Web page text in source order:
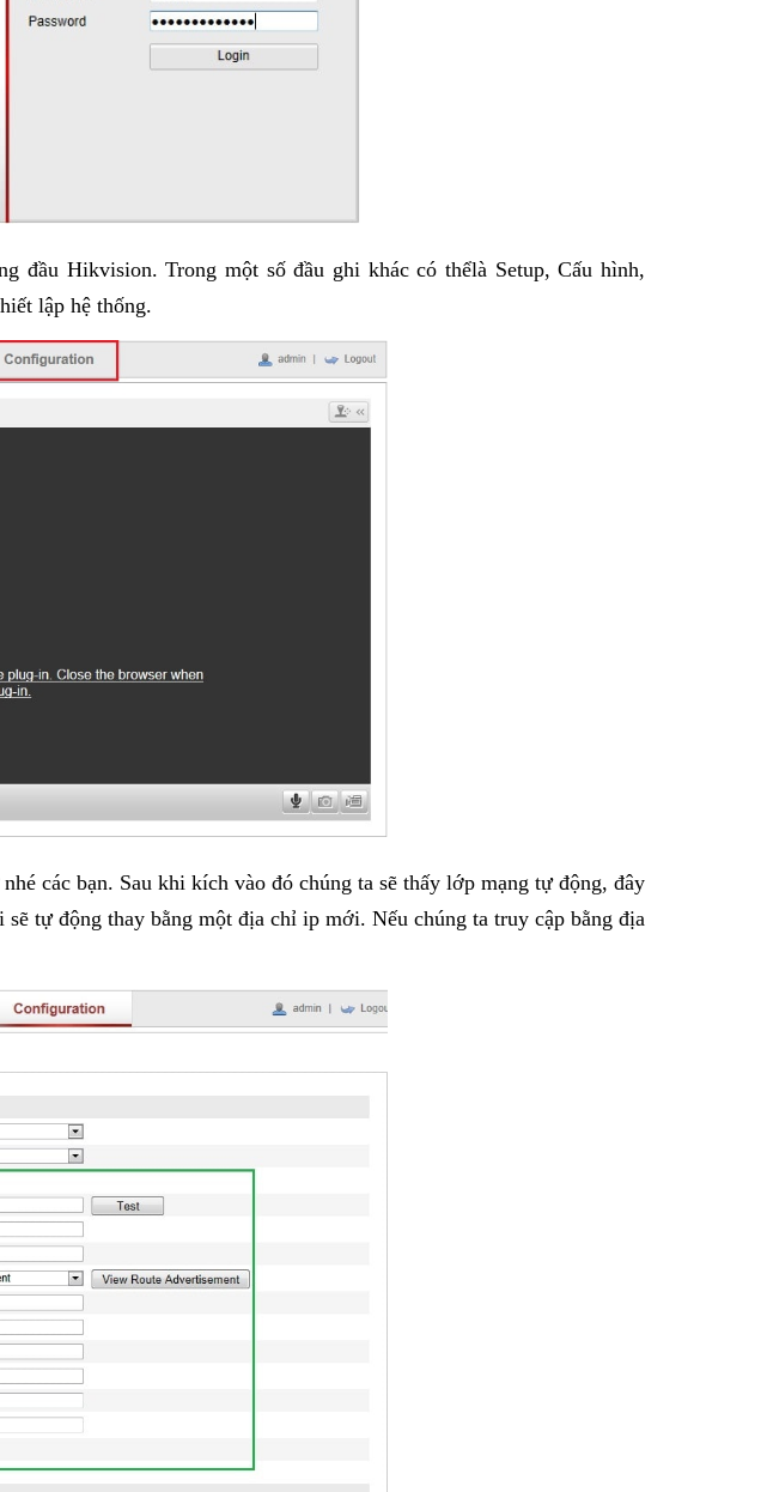
đầu Hikvision. Trong một số đầu ghi khác có thểlà Setup, Cấu hình,
lập hệ thống.
các bạn. Sau khi kích vào đó chúng ta sẽ thấy lớp mạng tự động, đây
tự động thay bằng một địa chỉ ip mới. Nếu chúng ta truy cập bằng địa